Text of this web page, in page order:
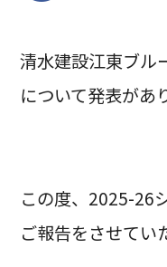
清水建設江東ブル
について発表があ
この度、2025-26
ご報告をさせてい